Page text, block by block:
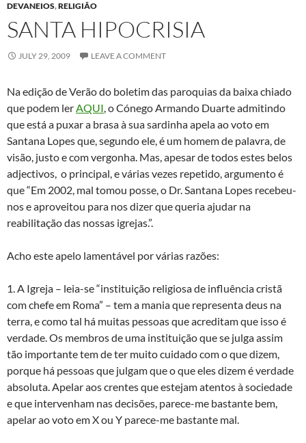
DEVANEIOS,RELIGIÃO
SANTA HIPOCRISIA
JULY 29, 2009 LEAVE A COMMENT
Na edição de Verão do boletim das paroquias da baixa chiado
que podem lerAQUI, o Cónego Armando Duarte admitindo
que está a puxar a brasa à sua sardinha apela ao voto em
Santana Lopes que, segundo ele, é um homem de palavra, de
visão, justo e com vergonha. Mas, apesar de todos estes belos
adjectivos, o principal, e várias vezes repetido, argumento é
que “Em 2002, mal tomou posse, o Dr. Santana Lopes recebeu-
nos e aproveitou para nos dizer que queria ajudar na
reabilitação das nossas igrejas.”.
Acho este apelo lamentável por várias razões:
1. A Igreja – leia-se “instituição religiosa de influência cristã
com chefe em Roma” – tem a mania que representa deus na
terra, e como tal há muitas pessoas que acreditam que isso é
verdade. Os membros de uma instituição que se julga assim
tão importante tem de ter muito cuidado com o que dizem,
porque há pessoas que julgam que o que eles dizem é verdade
absoluta. Apelar aos crentes que estejam atentos à sociedade
e que intervenham nas decisões, parece-me bastante bem,
apelar ao voto em X ou Y parece-me bastante mal.